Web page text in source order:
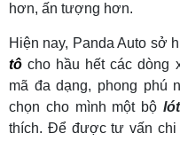
hơn, ấn tượng hơn.
Hiện nay, Panda Auto sở
tô cho hầu hết các dòng
mã đa dạng, phong phú
chọn cho mình một bộ
thích. Để được tư vấn chi